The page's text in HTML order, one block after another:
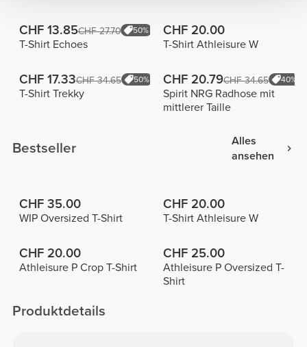
CHF 13.85CHF 27.70 50%
T-Shirt Echoes
CHF 20.00
T-Shirt Athleisure W
CHF 17.33CHF 34.65 50%
T-Shirt Trekky
CHF 20.79CHF 34.65 40%
Spirit NRG Radhose mit
mittlerer Taille
Bestseller
Alles
ansehen
CHF 35.00
WIP Oversized T-Shirt
CHF 20.00
T-Shirt Athleisure W
CHF 20.00
Athleisure P Crop T-Shirt
CHF 25.00
Athleisure P Oversized T-
Shirt
Produktdetails